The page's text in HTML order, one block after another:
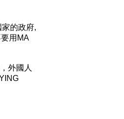
的政府,
用MA
外國人
YING